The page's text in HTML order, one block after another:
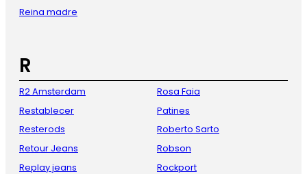
Reina madre
R
R2 Amsterdam
Restablecer
Resterods
Retour Jeans
Replay jeans
Rosa Faia
Patines
Roberto Sarto
Robson
Rockport